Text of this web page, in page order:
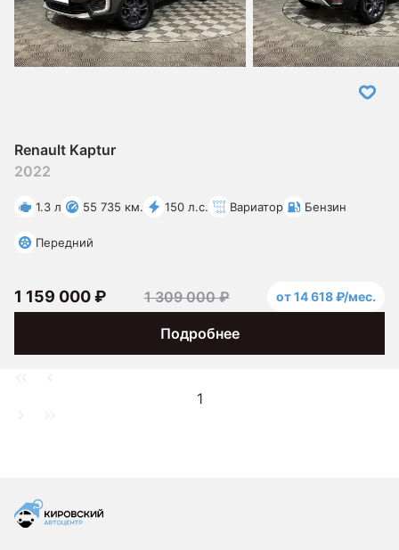
Renault Kaptur
2022
1.3 л 55 735 км. 150 л.с. Вариатор Бензин
Передний
Подробнее
1 159 000 ₽ 1 309 000 ₽ от 14 618 ₽/мес.
1